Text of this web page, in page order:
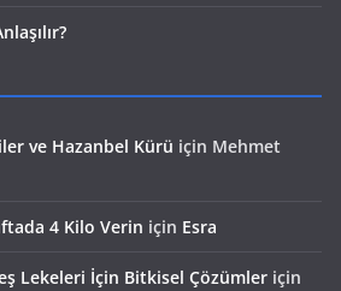
ve Hazanbel Kürü için Mehmet
4 Kilo Verin için Esra
Lekeleri İçin Bitkisel Çözümler için